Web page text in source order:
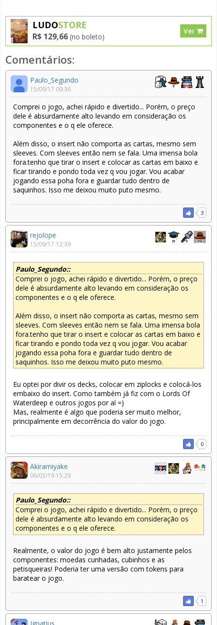
LUDOSTORE
R$ 129,66 (no boleto)
Ver
Comentários:
Paulo_Segundo
15/09/17 09:36
Comprei o jogo, achei rápido e divertido... Porém, o preço
dele é absurdamente alto levando em consideração os
componentes e o q ele oferece.
Além disso, o insert não comporta as cartas, mesmo sem
sleeves. Com sleeves então nem se fala. Uma imensa bola
fora.tenho que tirar o insert e colocar as cartas em baixo e
ficar tirando e pondo toda vez q vou jogar. Vou acabar
jogando essa poha fora e guardar tudo dentro de
saquinhos. Isso me deixou muito puto mesmo.
3
rejolope
15/09/17 12:39
Paulo_Segundo::
Comprei o jogo, achei rápido e divertido... Porém, o preço
dele é absurdamente alto levando em consideração os
componentes e o q ele oferece.
Além disso, o insert não comporta as cartas, mesmo sem
sleeves. Com sleeves então nem se fala. Uma imensa bola
fora.tenho que tirar o insert e colocar as cartas em baixo e
ficar tirando e pondo toda vez q vou jogar. Vou acabar
jogando essa poha fora e guardar tudo dentro de
saquinhos. Isso me deixou muito puto mesmo.
Eu optei por divir os decks, colocar em ziplocks e colocá-los
embaixo do insert. Como também já fiz com o Lords Of
Waterdeep e outros jogos por aí =)
Mas, realmente é algo que poderia ser muito melhor,
principalmente em decorrência do valor do jogo.
0
Akiramiyake
06/03/19 15:29
Paulo_Segundo::
Comprei o jogo, achei rápido e divertido... Porém, o preço
dele é absurdamente alto levando em consideração os
componentes e o q ele oferece.
Realmente, o valor do jogo é bem alto justamente pelos
componentes: moedas cunhadas, cubinhos e as
petisqueiras! Poderia ter uma versão com tokens para
baratear o jogo.
1